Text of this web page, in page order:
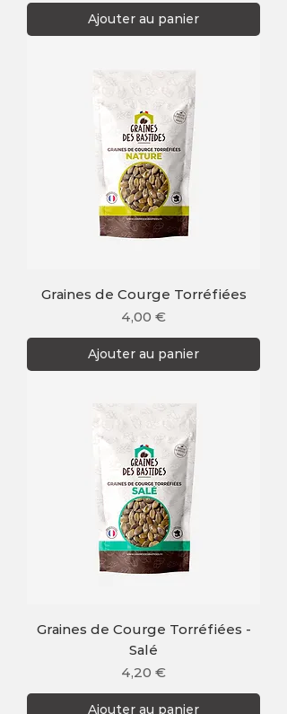
Ajouter au panier
Graines de Courge Torréfiées
Prix
4,00 €
Ajouter au panier
Graines de Courge Torréfiées -
Salé
Prix
4,20 €
Ajouter au panier